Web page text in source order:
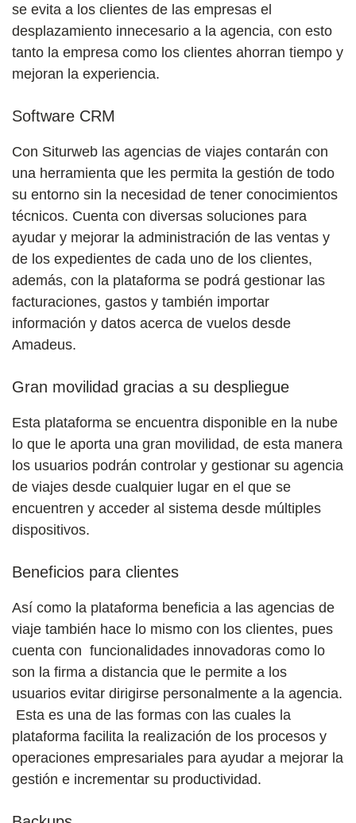
se evita a los clientes de las empresas el
desplazamiento innecesario a la agencia, con esto
tanto la empresa como los clientes ahorran tiempo y
mejoran la experiencia.
Software CRM
Con Siturweb las agencias de viajes contarán con
una herramienta que les permita la gestión de todo
su entorno sin la necesidad de tener conocimientos
técnicos. Cuenta con diversas soluciones para
ayudar y mejorar la administración de las ventas y
de los expedientes de cada uno de los clientes,
además, con la plataforma se podrá gestionar las
facturaciones, gastos y también importar
información y datos acerca de vuelos desde
Amadeus.
Gran movilidad gracias a su despliegue
Esta plataforma se encuentra disponible en la nube
lo que le aporta una gran movilidad, de esta manera
los usuarios podrán controlar y gestionar su agencia
de viajes desde cualquier lugar en el que se
encuentren y acceder al sistema desde múltiples
dispositivos.
Beneficios para clientes
Así como la plataforma beneficia a las agencias de
viaje también hace lo mismo con los clientes, pues
cuenta con funcionalidades innovadoras como lo
son la firma a distancia que le permite a los
usuarios evitar dirigirse personalmente a la agencia.
Esta es una de las formas con las cuales la
plataforma facilita la realización de los procesos y
operaciones empresariales para ayudar a mejorar la
gestión e incrementar su productividad.